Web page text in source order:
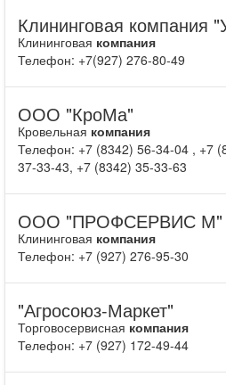
Клининговая компания
Клининговая компания
Телефон: +7(927) 276-80-49
ООО "КроМа"
Кровельная компания
Телефон: +7 (8342) 56-34-04 , +7
37-33-43, +7 (8342) 35-33-63
ООО "ПРОФСЕРВИС М"
Клининговая компания
Телефон: +7 (927) 276-95-30
"Агросоюз-Маркет"
Торговосервисная компания
Телефон: +7 (927) 172-49-44